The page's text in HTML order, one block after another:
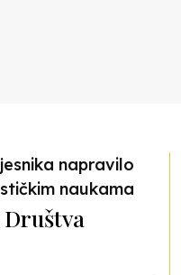
napravilo
naukama